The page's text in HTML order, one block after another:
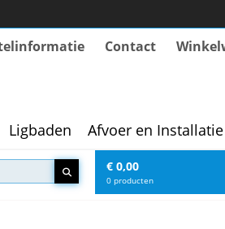
Contact
Ligbaden Afvoer en Installatie
€ 0,00
0 producten